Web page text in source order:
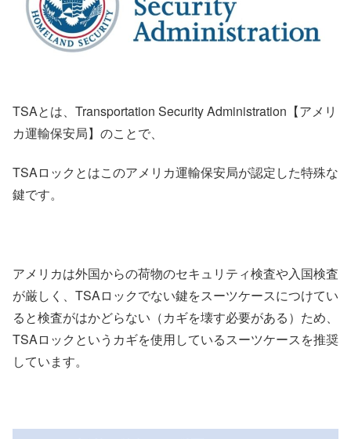
TSAとは、Transportation Security Administration【アメリ
カ運輸保安局】のことで、
TSAロックとはこのアメリカ運輸保安局が認定した特殊な
鍵です。
アメリカは外国からの荷物のセキュリティ検査や入国検査
が厳しく、TSAロックでない鍵をスーツケースにつけてい
ると検査がはかどらない（カギを壊す必要がある）ため、
TSAロックというカギを使用しているスーツケースを推奨
しています。